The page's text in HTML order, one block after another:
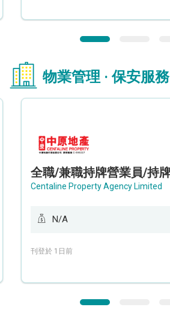
物業管理 · 保安服務
Centaline Property Agency Limited
N/A
刊登於 1日前